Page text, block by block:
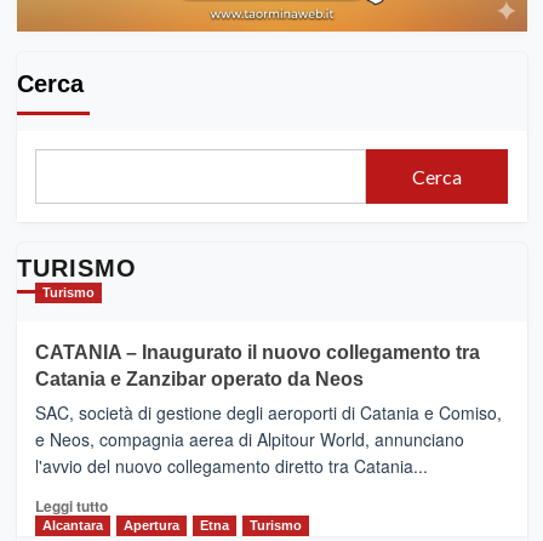
la
Cerca
Cerca
TURISMO
Turismo
CATANIA – Inaugurato il nuovo collegamento tra
Catania e Zanzibar operato da Neos
SAC, società di gestione degli aeroporti di Catania e Comiso,
e Neos, compagnia aerea di Alpitour World, annunciano
l'avvio del nuovo collegamento diretto tra Catania...
Leggi tuttoLeggi
Alcantara Apertura Etna Turismo